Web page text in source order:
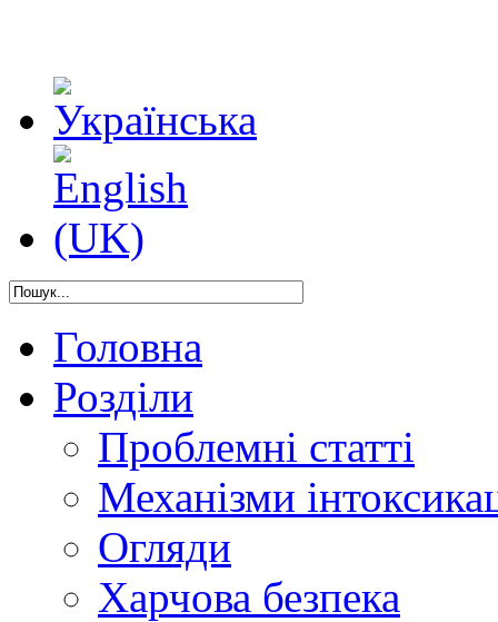
Головна
Розділи
Проблемні статті
Механізми
Огляди
Харчова безпека